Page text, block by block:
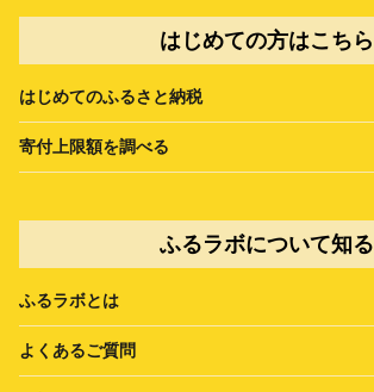
はじめての方はこちら
はじめてのふるさと納税
寄付上限額を調べる
ふるラボについて知る
ふるラボとは
よくあるご質問